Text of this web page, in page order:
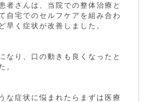
者さんは、当院での整体治療と
自宅でのセルフケアを組み合わ
早く症状が改善しました。
なり、口の動きも良くなったと
。
な症状に悩まれたらまずは医療